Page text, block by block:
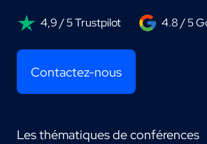
4,9 / 5 Trustpilot 4.8 / 5
Contactez-nous
Les thématiques de conférences